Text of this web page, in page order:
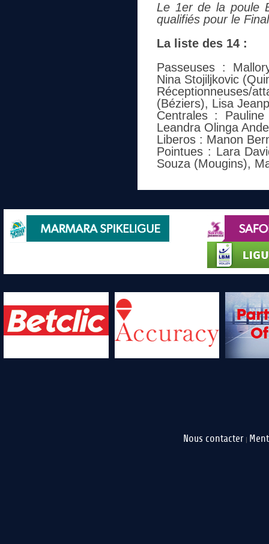
Le 1er de la poule
qualifiés pour le
La liste des 14 :
Passeuses :
Nina Stojiljkovic
Réceptionneuses/
(Béziers), Lisa
Centrales : Pauline
Leandra Olinga
Liberos : Manon
Pointues : Lara
Souza (Mougins),
Nous contacter |